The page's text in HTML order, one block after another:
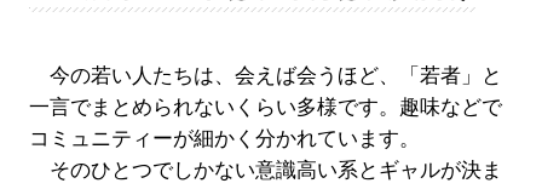
今の若い人たちは、会えば会うほど、「若者」と
一言でまとめられないくらい多様です。趣味などで
コミュニティーが細かく分かれています。
そのひとつでしかない意識高い系とギャルが決ま